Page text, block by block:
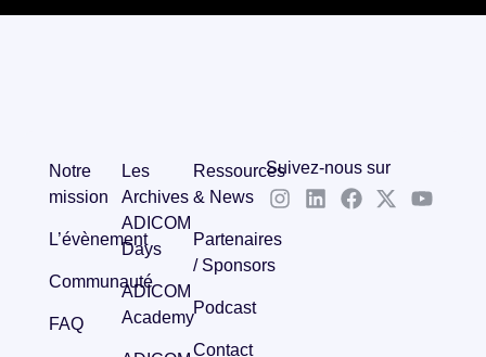
Notre
mission
L’évènement
Communauté
FAQ
Les
Archives
ADICOM
Days
ADICOM
Academy
Ressources
& News
Partenaires
/ Sponsors
Podcast
Contact
Suivez-nous sur